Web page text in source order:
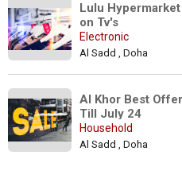
Lulu
on Tv's
Electronic
Al Sadd , Doha
Al Khor Best
Till July 24
Household
Al Sadd , Doha